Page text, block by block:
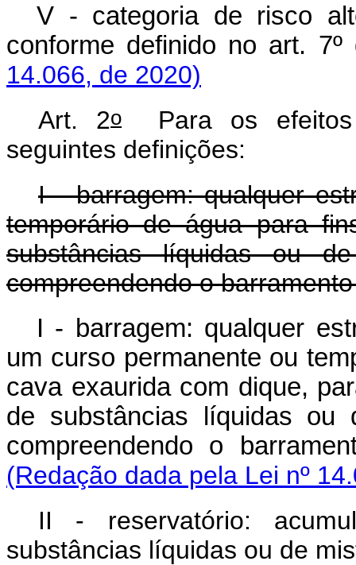
V - categoria de risco
conforme definido no
14.066, de 2020)
Art. 2oPara os efeitos
seguintes definições:
I - barragem: qualquer
temporário de água para
substâncias líquidas ou
compreendendo o
I - barragem: qualquer
um curso permanente ou
cava exaurida com dique,
de substâncias líquidas
compreendendo o
(Redação dada pela Lei nº
II - reservatório:
substâncias líquidas ou de